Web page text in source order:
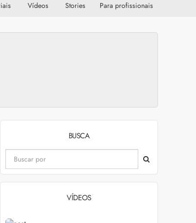
Vídeos Stories
Para profissionais
BUSCA
VÍDEOS